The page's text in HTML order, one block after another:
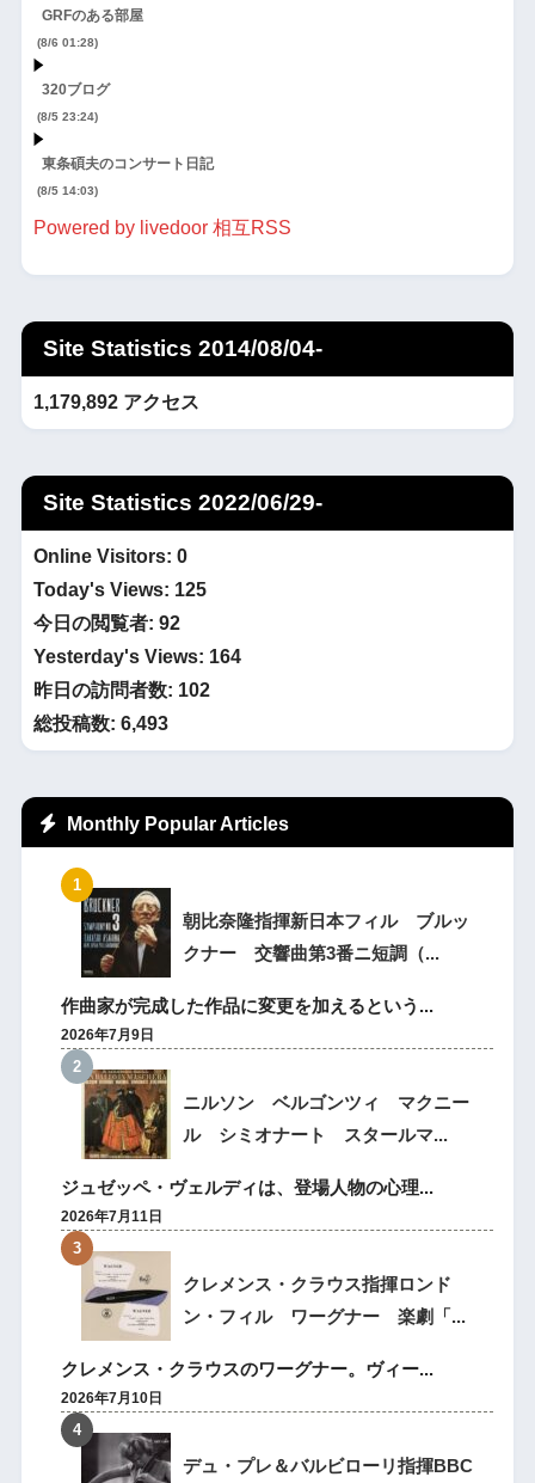
GRFのある部屋
(8/6 01:28)
320ブログ
(8/5 23:24)
東条碩夫のコンサート日記
(8/5 14:03)
Powered by livedoor 相互RSS
Site Statistics 2014/08/04-
1,179,892 アクセス
Site Statistics 2022/06/29-
Online Visitors: 0
Today's Views: 125
今日の閲覧者: 92
Yesterday's Views: 164
昨日の訪問者数: 102
総投稿数: 6,493
Monthly Popular Articles
朝比奈隆指揮新日本フィル ブルッ
クナー 交響曲第3番ニ短調（...
作曲家が完成した作品に変更を加えるという...
2026年7月9日
ニルソン ベルゴンツィ マクニー
ル シミオナート スタールマ...
ジュゼッペ・ヴェルディは、登場人物の心理...
2026年7月11日
クレメンス・クラウス指揮ロンド
ン・フィル ワーグナー 楽劇「...
クレメンス・クラウスのワーグナー。ヴィー...
2026年7月10日
デュ・プレ＆バルビローリ指揮BBC